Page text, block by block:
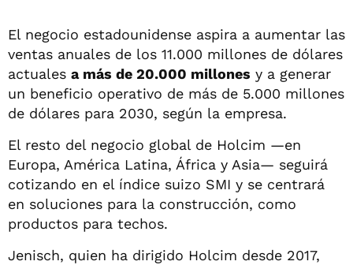
El negocio estadounidense aspira a aumentar las
ventas anuales de los 11.000 millones de dólares
actuales a más de 20.000 millones y a generar
un beneficio operativo de más de 5.000 millones
de dólares para 2030, según la empresa.
El resto del negocio global de Holcim —en
Europa, América Latina, África y Asia— seguirá
cotizando en el índice suizo SMI y se centrará
en soluciones para la construcción, como
productos para techos.
Jenisch, quien ha dirigido Holcim desde 2017,